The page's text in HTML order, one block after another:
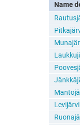
Name
Levijärvi